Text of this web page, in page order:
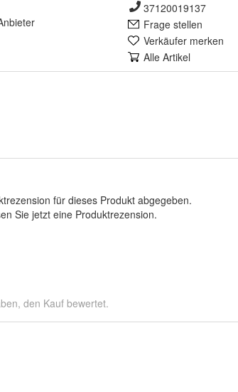
37120019137
Frage stellen
Verkäufer merken
Alle Artikel
für dieses Produkt abgegeben.
Sie jetzt eine Produktrezension.
den Kauf bewertet.